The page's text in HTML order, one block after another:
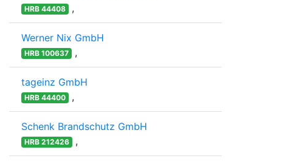
HRB 44408 ,
Werner Nix GmbH
HRB 100637 ,
tageinz GmbH
HRB 44400 ,
Schenk Brandschutz GmbH
HRB 212426 ,